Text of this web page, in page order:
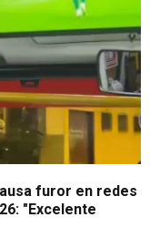
furor en redes
"Excelente